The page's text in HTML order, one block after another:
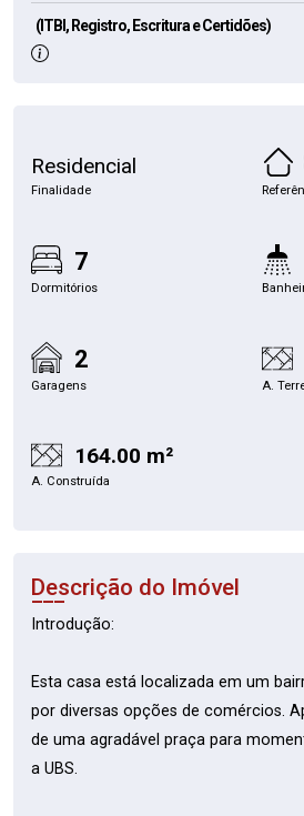
(ITBI, Registro, Escritura e Certidões)
Residencial
Finalidade
7
Dormitórios
2
Garagens A.
164.00 m²
A. Construída
Descrição do Imóvel
Introdução:
Esta casa está localizada em um
por diversas opções de comércios.
de uma agradável praça para
a UBS.